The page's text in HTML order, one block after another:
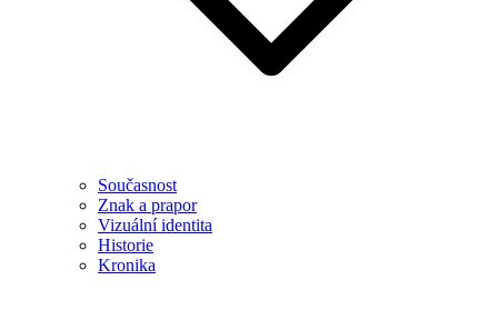
Současnost
Znak a prapor
Vizuální identita
Historie
Kronika